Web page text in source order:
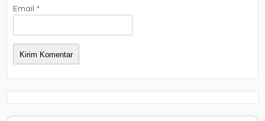
Email*